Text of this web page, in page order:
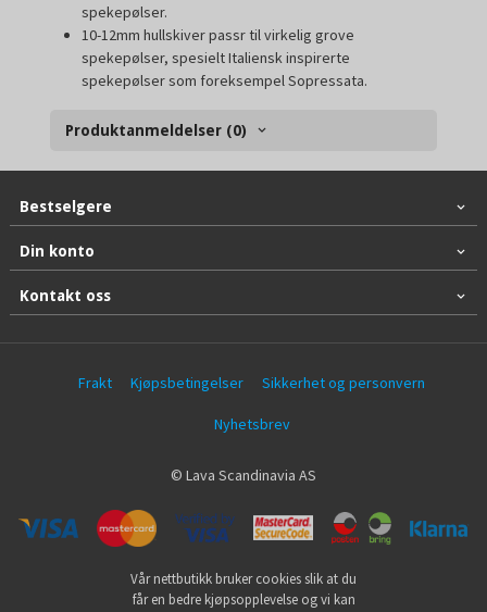
spekepølser.
10-12mm hullskiver passr til virkelig grove
spekepølser, spesielt Italiensk inspirerte
spekepølser som foreksempel Sopressata.
Produktanmeldelser (0)
Bestselgere
Din konto
Kontakt oss
Frakt Kjøpsbetingelser Sikkerhet og personvern
Nyhetsbrev
© Lava Scandinavia AS
Vår nettbutikk bruker cookies slik at du
får en bedre kjøpsopplevelse og vi kan